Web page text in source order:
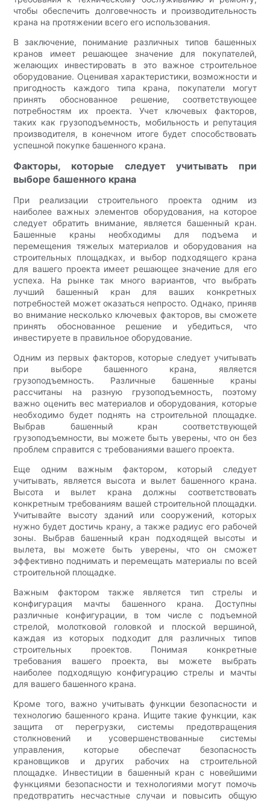
чтобы обеспечить долговечность и производительность
крана на протяжении всего его использования.
В заключение, понимание различных типов башенных
кранов имеет решающее значение для покупателей,
желающих инвестировать в это важное строительное
оборудование. Оценивая характеристики, возможности и
пригодность каждого типа крана, покупатели могут
принять обоснованное решение, соответствующее
потребностям их проекта. Учет ключевых факторов,
таких как грузоподъемность, мобильность и репутация
производителя, в конечном итоге будет способствовать
успешной покупке башенного крана.
Факторы, которые следует учитывать при
выборе башенного крана
При реализации строительного проекта одним из
наиболее важных элементов оборудования, на которое
следует обратить внимание, является башенный кран.
Башенные краны необходимы для подъема и
перемещения тяжелых материалов и оборудования на
строительных площадках, и выбор подходящего крана
для вашего проекта имеет решающее значение для его
успеха. На рынке так много вариантов, что выбрать
лучший башенный кран для ваших конкретных
потребностей может оказаться непросто. Однако, приняв
во внимание несколько ключевых факторов, вы сможете
принять обоснованное решение и убедиться, что
инвестируете в правильное оборудование.
Одним из первых факторов, которые следует учитывать
при выборе башенного крана, является
грузоподъемность. Различные башенные краны
рассчитаны на разную грузоподъемность, поэтому
важно оценить вес материалов и оборудования, которые
необходимо будет поднять на строительной площадке.
Выбрав башенный кран соответствующей
грузоподъемности, вы можете быть уверены, что он без
проблем справится с требованиями вашего проекта.
Еще одним важным фактором, который следует
учитывать, является высота и вылет башенного крана.
Высота и вылет крана должны соответствовать
конкретным требованиям вашей строительной площадки.
Учитывайте высоту зданий или сооружений, которых
нужно будет достичь крану, а также радиус его рабочей
зоны. Выбрав башенный кран подходящей высоты и
вылета, вы можете быть уверены, что он сможет
эффективно поднимать и перемещать материалы по всей
строительной площадке.
Важным фактором также является тип стрелы и
конфигурация мачты башенного крана. Доступны
различные конфигурации, в том числе с подъемной
стрелой, молотковой головкой и плоской вершиной,
каждая из которых подходит для различных типов
строительных проектов. Понимая конкретные
требования вашего проекта, вы можете выбрать
наиболее подходящую конфигурацию стрелы и мачты
для вашего башенного крана.
Кроме того, важно учитывать функции безопасности и
технологию башенного крана. Ищите такие функции, как
защита от перегрузки, системы предотвращения
столкновений и усовершенствованные системы
управления, которые обеспечат безопасность
крановщиков и других рабочих на строительной
площадке. Инвестиции в башенный кран с новейшими
функциями безопасности и технологиями могут помочь
предотвратить несчастные случаи и повысить общую